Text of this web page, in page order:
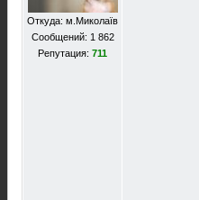
Откуда: м.Миколаїв
Сообщений: 1 862
Репутация: 711